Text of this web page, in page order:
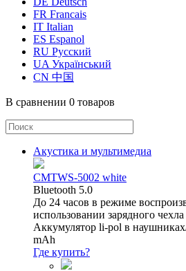
FR Francais
IT Italian
ES Espanol
RU Русский
UA Український
CN 中国
В сравнении 0 товаров
Акустика и мультимедиа
CMTWS-5002 white
Bluetooth 5.0
До 24 часов в режиме
использовании зарядного чехла
Аккумулятор li-pol в
mAh
Где купить?